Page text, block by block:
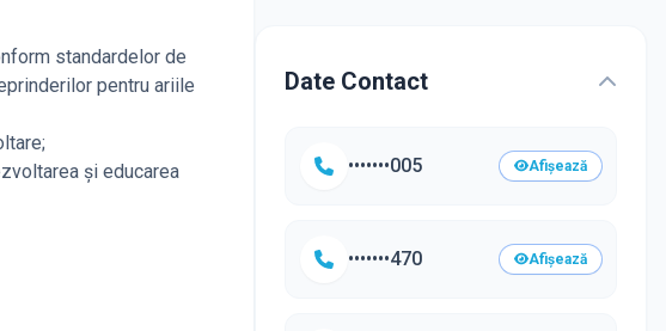
standardelor de
pentru ariile
şi educarea
Date Contact
•••••••005 Afișează
•••••••470 Afișează